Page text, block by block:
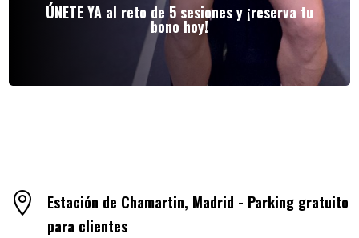
ÚNETE YA al reto de 5 sesiones y ¡reserva tu
bono hoy!

Estación de Chamartin, Madrid - Parking gratuito
para clientes